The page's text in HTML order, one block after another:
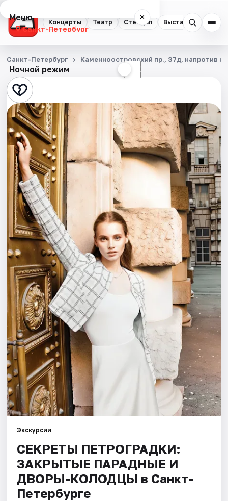
Концерты Театр Стендап Выставки
Меню ×
Санкт-Петербург
Концерты
Театр
Стендап
Выставки
Квесты
Экскурсии
Спорт
События
Города
Площадки
Артисты
Рейтинги
Ночной режим ☾
Санкт-Петербург Каменноостровский пр., 37д, напротив
Экскурсии
СЕКРЕТЫ ПЕТРОГРАДКИ:
ЗАКРЫТЫЕ ПАРАДНЫЕ И
ДВОРЫ-КОЛОДЦЫ в Санкт-
Петербурге